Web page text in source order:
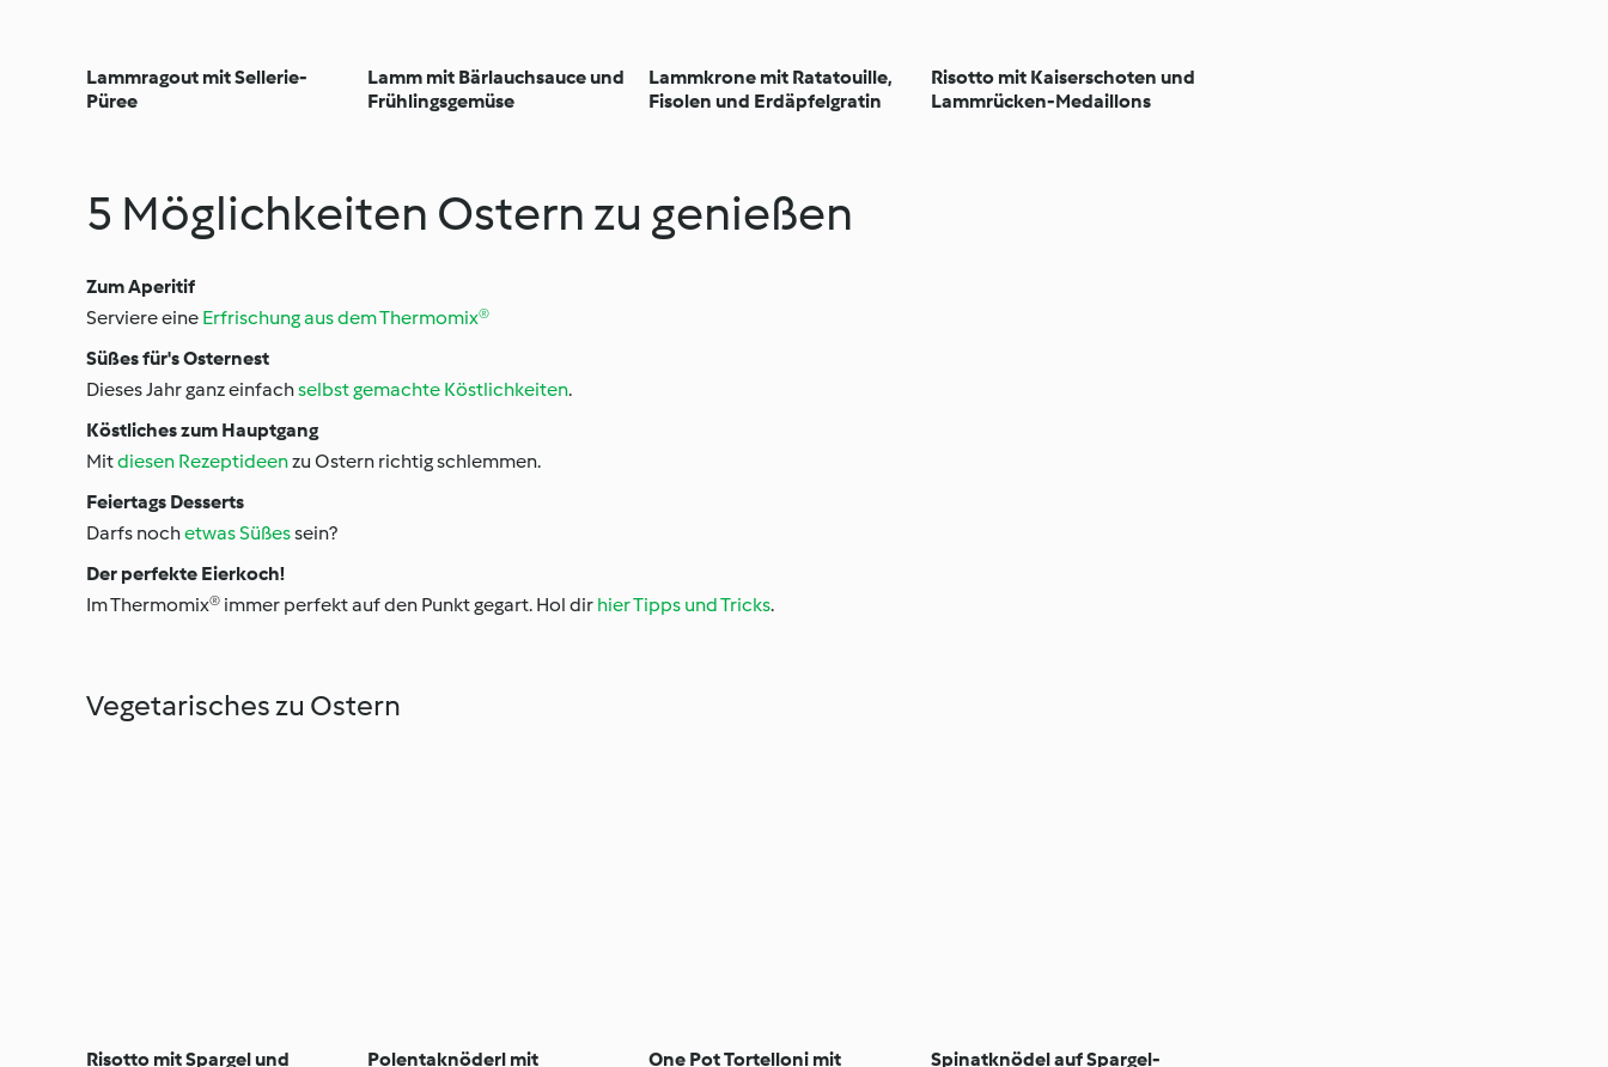
Lammragout mit Sellerie-
Püree
Lamm mit Bärlauchsauce und
Frühlingsgemüse
Lammkrone mit Ratatouille,
Fisolen und Erdäpfelgratin
Risotto mit Kaiserschoten und
Lammrücken-Medaillons
5 Möglichkeiten Ostern zu genießen
Zum Aperitif
Serviere eine Erfrischung aus dem Thermomix®
Süßes für's Osternest
Dieses Jahr ganz einfachselbst gemachte Köstlichkeiten.
Köstliches zum Hauptgang
Mitdiesen Rezeptideenzu Ostern richtig schlemmen.
Feiertags Desserts
Darfs nochetwas Süßessein?
Der perfekte Eierkoch!
Im Thermomix® immer perfekt auf den Punkt gegart. Hol dir hier Tipps und Tricks.
Vegetarisches zu Ostern
Risotto mit Spargel und
Polentaknöderl mit
One Pot Tortelloni mit
Spinatknödel auf Spargel-